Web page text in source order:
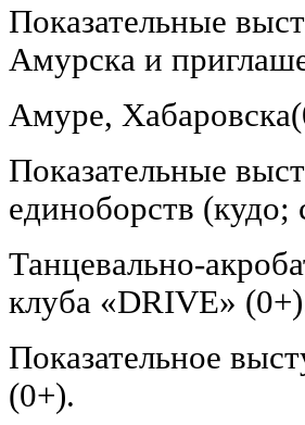
Показательные
Амурска и
Амуре,
Показательные
единоборств (кудо;
Танцевально-
клуба «DRIVE»
Показательное
(0+).